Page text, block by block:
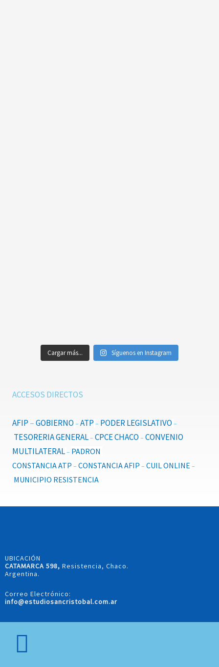
Cargar más... Síguenos en Instagram
ACCESOS DIRECTOS
AFIP–GOBIERNO – ATP– PODER LEGISLATIVO –
TESORERIA GENERAL– CPCE CHACO – CONVENIO
MULTILATERAL– PADRON
CONSTANCIA ATP – CONSTANCIA AFIP – CUIL ONLINE –
MUNICIPIO RESISTENCIA
UBICACIÓN
CATAMARCA 598, Resistencia, Chaco.
Argentina.
Correo Electrónico:
info@estudiosancristobal.com.ar